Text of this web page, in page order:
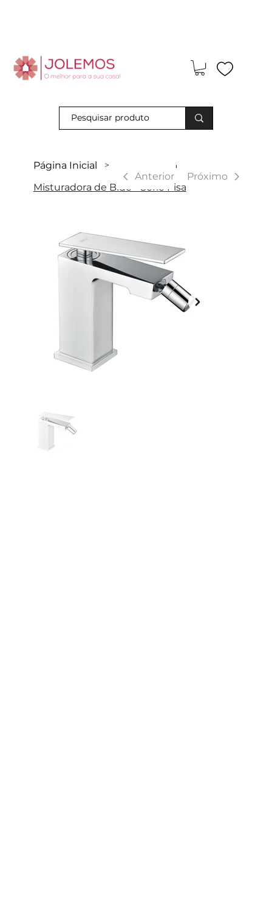
Página Inicial >
Misturadora de Bidé - Série Pisa
Anterior Próximo